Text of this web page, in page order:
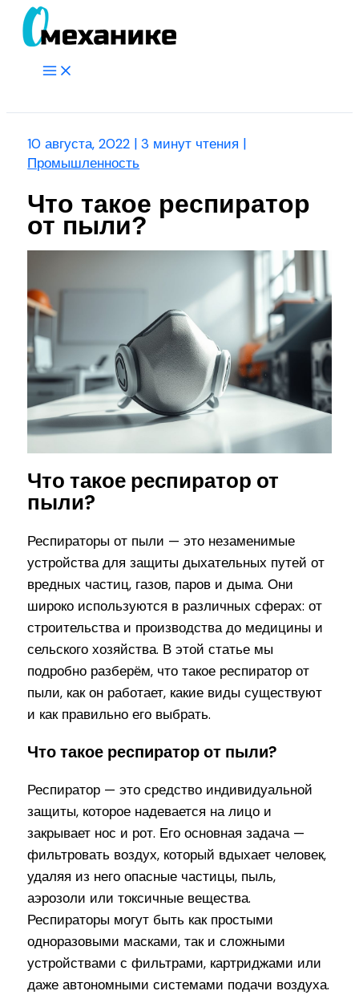
Перейти
Main
10 августа, 2022 |3 минут чтения |
Промышленность
Что такое респиратор
от пыли?
Что такое респиратор от
пыли?
Респираторы от пыли — это незаменимые
устройства для защиты дыхательных путей от
вредных частиц, газов, паров и дыма. Они
широко используются в различных сферах: от
строительства и производства до медицины и
сельского хозяйства. В этой статье мы
подробно разберём, что такое респиратор от
пыли, как он работает, какие виды существуют
и как правильно его выбрать.
Что такое респиратор от пыли?
Респиратор — это средство индивидуальной
защиты, которое надевается на лицо и
закрывает нос и рот. Его основная задача —
фильтровать воздух, который вдыхает человек,
удаляя из него опасные частицы, пыль,
аэрозоли или токсичные вещества.
Респираторы могут быть как простыми
одноразовыми масками, так и сложными
устройствами с фильтрами, картриджами или
даже автономными системами подачи воздуха.